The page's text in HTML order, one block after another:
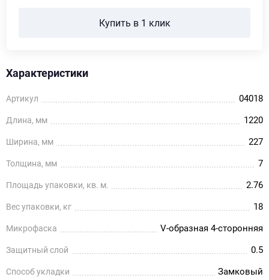
Купить в 1 клик
Характеристики
Артикул 04018
Длина, мм 1220
Ширина, мм 227
Толщина, мм 7
Площадь упаковки, кв. м. 2.76
Вес упаковки, кг 18
Микрофаска V-образная 4-сторонняя
Защитный слой 0.5
Способ укладки Замковый